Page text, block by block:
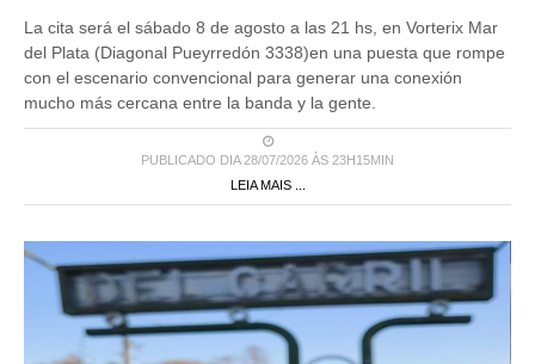
La cita será el sábado 8 de agosto a las 21 hs, en Vorterix Mar
del Plata (Diagonal Pueyrredón 3338)en una puesta que rompe
con el escenario convencional para generar una conexión
mucho más cercana entre la banda y la gente.
PUBLICADO DIA 28/07/2026 ÀS 23H15MIN
LEIA MAIS ...